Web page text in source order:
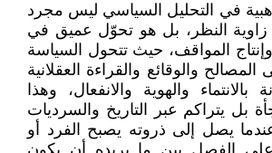
في التحليل السياسي ليس مجرد
النظر، بل هو تحوّل عميق في
المواقف، حيث تتحول السياسة
والوقائع والقراءة العقلانية
والهوية والانفعال، وهذا
بل يتراكم عبر التاريخ والسرديات
يصل إلى ذروته يصبح الفرد أو